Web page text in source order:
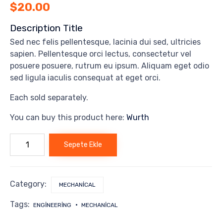
$20.00
Description Title
Sed nec felis pellentesque, lacinia dui sed, ultricies
sapien. Pellentesque orci lectus, consectetur vel
posuere posuere, rutrum eu ipsum. Aliquam eget odio
sed ligula iaculis consequat at eget orci.
Each sold separately.
You can buy this product here: Wurth
adet
Sepete Ekle
Category: MECHANICAL
Tags: ENGINEERING MECHANICAL